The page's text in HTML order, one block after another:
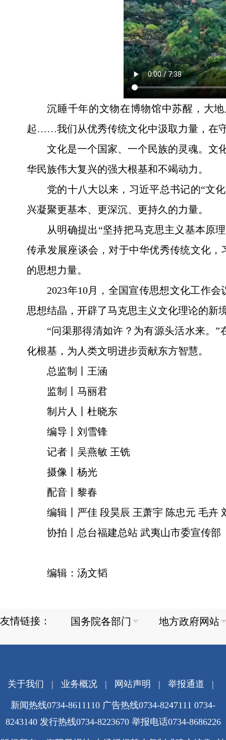
沉睡千年的文物在博物馆中苏醒，大
起……我们从优秀传统文化中汲取力量，在
文化是一个国家、一个民族的灵魂。文
华民族伟大复兴的强大根基和不竭动力。
党的十八大以来，习近平总书记的“文
兴凝聚更基本、更深沉、更持久的力量。
从明确提出“坚持把马克思主义基本原
传承发展座谈会，对于中华优秀传统文化
的思想力量。
2023年10月，全国宣传思想文化工作
思想结晶，开辟了马克思主义文化理论的新
“问渠那得清如许？为有源头活水来。
化根基，为人类文明进步贡献东方智慧。
总监制丨王涵
监制丨马丽君
制片人丨杜晓东
编导丨刘雪锋
记者丨吴燕敏 王铣
摄像丨杨光
配音丨黎春
编辑丨严佳 段昊辰 王萧宇 陈忠元 毛卉
协拍丨总台福建总站 武夷山市委宣传部
编辑：汤文韬
友情链接：
关于我们 | 业务概况| 网站声明 | 举报通道 |
新闻热线0734-8611110 广告热线0734-8247111 0734-
8243140 发行热线0734-8223670 举报电话0734-8686226